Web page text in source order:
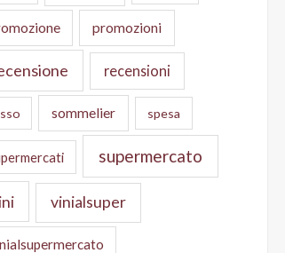
promozioni
recensioni
sommelier spesa
supermercato
vinialsuper